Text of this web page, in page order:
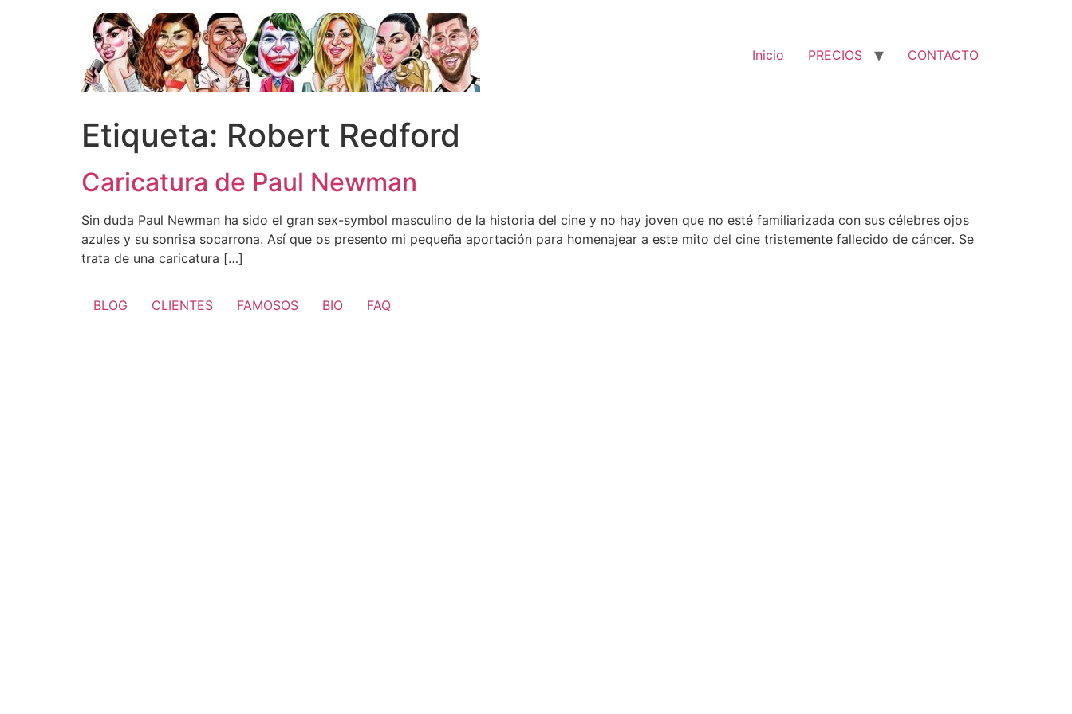
Inicio PRECIOS CONTACTO
Etiqueta: Robert Redford
Caricatura de Paul Newman
Sin duda Paul Newman ha sido el gran sex-symbol masculino de la historia del cine y no hay joven que no esté familiarizada con sus célebres ojos
azules y su sonrisa socarrona. Así que os presento mi pequeña aportación para homenajear a este mito del cine tristemente fallecido de cáncer. Se
trata de una caricatura […]
BLOG CLIENTES FAMOSOS BIO FAQ